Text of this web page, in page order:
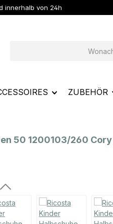
innerhalb von 24h
ZUBEHÖR
50 1200103/260